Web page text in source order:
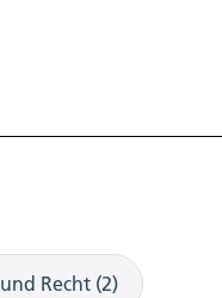
Recht (2)